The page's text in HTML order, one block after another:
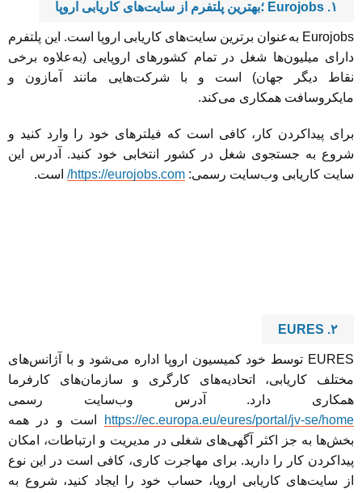
۱. Eurojobs ؛بهترین پلتفرم از سایت‌های کاریابی اروپا
Eurojobs به‌عنوان برترین سایت‌های کاریابی اروپا است. این پلتفرم
دارای میلیون‌ها شغل در تمام کشورهای اروپایی (به‌علاوه برخی
نقاط دیگر جهان) است و با شرکت‌هایی مانند آمازون و
مایکروسافت همکاری می‌کند.
برای پیداکردن کار، کافی است که فیلترهای خود را وارد کنید و
شروع به جستجوی شغل در کشور انتخابی خود کنید. آدرس این
سایت کاریابی وب‌سایت رسمی: https://eurojobs.com/ است.
۲. EURES
EURES توسط خود کمیسیون اروپا اداره می‌شود و با آژانس‌های
مختلف کاریابی، اتحادیه‌های کارگری و سازمان‌های کارفرما
همکاری دارد. آدرس وب‌سایت رسمی
https://ec.europa.eu/eures/portal/jv-se/home
است و در همه
بخش‌ها به جز اکثر آگهی‌های شغلی در مدیریت و ارتباطات، امکان
پیداکردن کار را دارید. برای مهاجرت کاری، کافی است در این نوع
از سایت‌های کاریابی اروپا، حساب خود را ایجاد کنید، شروع به